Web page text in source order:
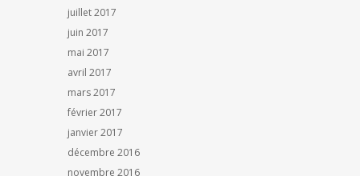
juillet 2017
juin 2017
mai 2017
avril 2017
mars 2017
février 2017
janvier 2017
décembre 2016
novembre 2016